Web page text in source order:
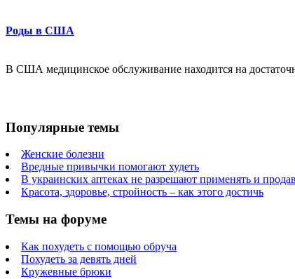
Роды в США
В США медицинское обслуживание находится на
Популярные темы
Женские болезни
Вредные привычки помогают худеть
В украинских аптеках не разрешают применять и
Красота, здоровье, стройность – как этого достичь
Темы на форуме
Как похудеть с помощью обруча
Похудеть за девять дней
Кружевные брюки